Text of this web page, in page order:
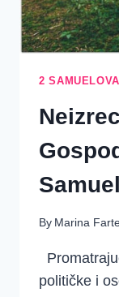
2 SAMUELOVA
By Marina
političke i